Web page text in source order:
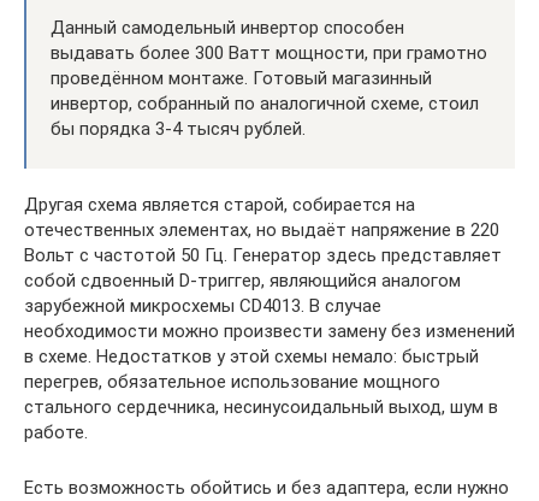
Данный самодельный инвертор способен
выдавать более 300 Ватт мощности, при грамотно
проведённом монтаже. Готовый магазинный
инвертор, собранный по аналогичной схеме, стоил
бы порядка 3-4 тысяч рублей.
Другая схема является старой, собирается на
отечественных элементах, но выдаёт напряжение в 220
Вольт с частотой 50 Гц. Генератор здесь представляет
собой сдвоенный D-триггер, являющийся аналогом
зарубежной микросхемы CD4013. В случае
необходимости можно произвести замену без изменений
в схеме. Недостатков у этой схемы немало: быстрый
перегрев, обязательное использование мощного
стального сердечника, несинусоидальный выход, шум в
работе.
Есть возможность обойтись и без адаптера, если нужно